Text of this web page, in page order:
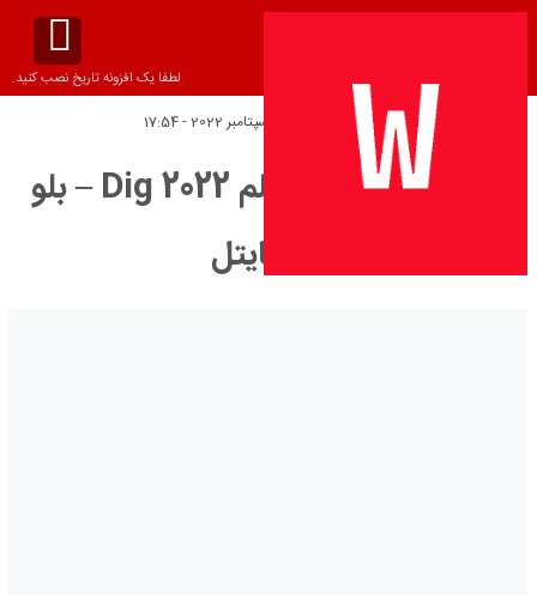
لطفا یک افزونه تاریخ نصب کنید.
تاریخ انتشار:
دانلود زیرنویس فیلم Dig 2022 – بلو
سابتايتل